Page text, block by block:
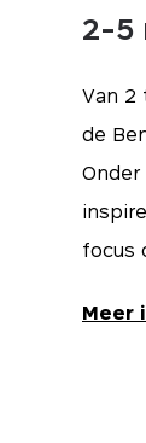
2-5
Van 2
de
focus
Meer